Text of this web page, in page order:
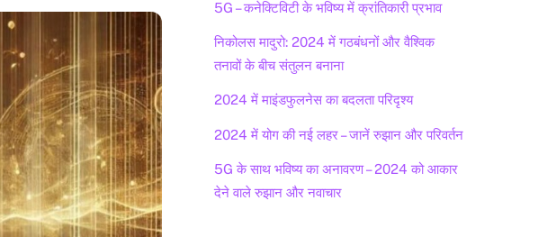
5G – कनेक्टिविटी के भविष्य में क्रांतिकारी प्रभाव
निकोलस मादुरो: 2024 में गठबंधनों और वैश्विक
तनावों के बीच संतुलन बनाना
2024 में माइंडफुलनेस का बदलता परिदृश्य
2024 में योग की नई लहर – जानें रुझान और परिवर्तन
5G के साथ भविष्य का अनावरण – 2024 को आकार
देने वाले रुझान और नवाचार